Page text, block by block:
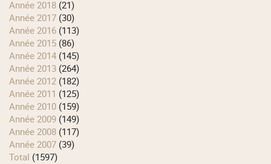
année 2018 (21)
année 2017 (30)
année 2016 (113)
année 2015 (86)
année 2014 (145)
année 2013 (264)
année 2012 (182)
année 2011 (125)
année 2010 (159)
année 2009 (149)
année 2008 (117)
année 2007 (39)
total (1597)